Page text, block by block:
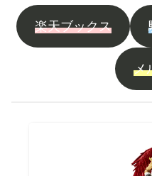
楽天ブックス
メ